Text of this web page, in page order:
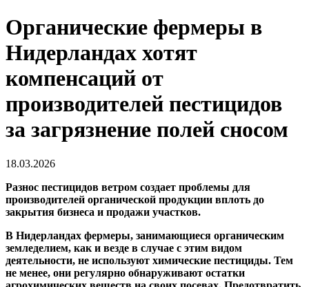
Органические фермеры в
Нидерландах хотят
компенсаций от
производителей пестицидов
за загрязнение полей сносом
18.03.2026
Разнос пестицидов ветром создает проблемы для
производителей органической продукции вплоть до
закрытия бизнеса и продажи участков.
В Нидерландах фермеры, занимающиеся органическим
земледелием, как и везде в случае с этим видом
деятельности, не используют химические пестициды. Тем
не менее, они регулярно обнаруживают остатки